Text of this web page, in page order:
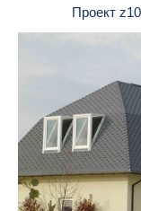
Проект